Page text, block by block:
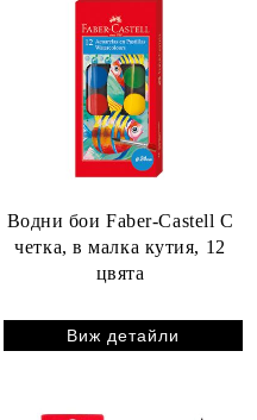
Водни бои Faber-Castell С
четка, в малка кутия, 12
цвята
Виж детайли